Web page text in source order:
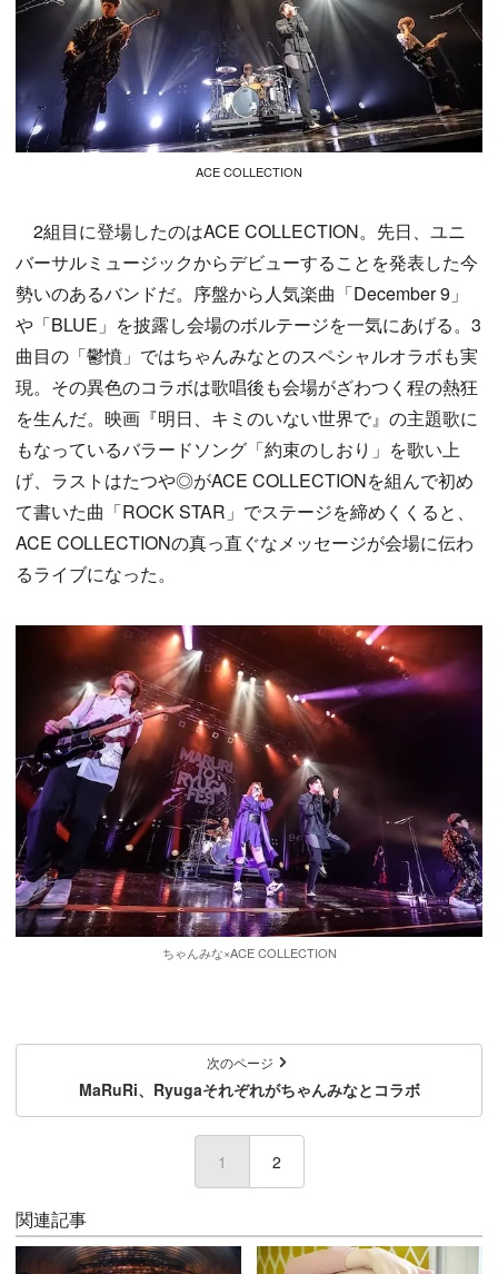
ACE COLLECTION
2組目に登場したのはACE COLLECTION。先日、ユニ
バーサルミュージックからデビューすることを発表した今
勢いのあるバンドだ。序盤から人気楽曲「December 9」
や「BLUE」を披露し会場のボルテージを一気にあげる。3
曲目の「鬱憤」ではちゃんみなとのスペシャルオラボも実
現。その異色のコラボは歌唱後も会場がざわつく程の熱狂
を生んだ。映画『明日、キミのいない世界で』の主題歌に
もなっているバラードソング「約束のしおり」を歌い上
げ、ラストはたつや◎がACE COLLECTIONを組んで初め
て書いた曲「ROCK STAR」でステージを締めくくると、
ACE COLLECTIONの真っ直ぐなメッセージが会場に伝わ
るライブになった。
ちゃんみな×ACE COLLECTION
次のページ
MaRuRi、Ryugaそれぞれがちゃんみなとコラボ
1 (current)
2
関連記事